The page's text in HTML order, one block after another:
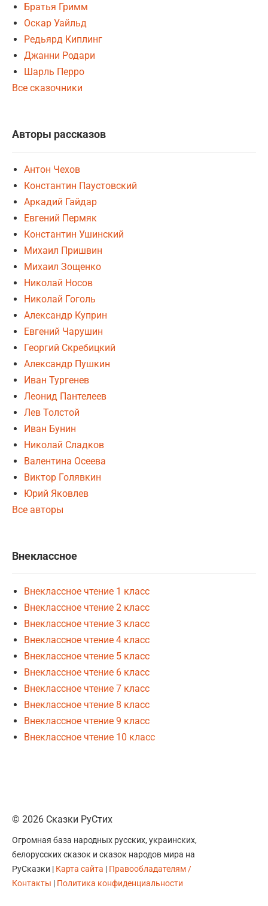
Братья Гримм
Оскар Уайльд
Редьярд Киплинг
Джанни Родари
Шарль Перро
Все сказочники
Авторы рассказов
Антон Чехов
Константин Паустовский
Аркадий Гайдар
Евгений Пермяк
Константин Ушинский
Михаил Пришвин
Михаил Зощенко
Николай Носов
Николай Гоголь
Александр Куприн
Евгений Чарушин
Георгий Скребицкий
Александр Пушкин
Иван Тургенев
Леонид Пантелеев
Лев Толстой
Иван Бунин
Николай Сладков
Валентина Осеева
Виктор Голявкин
Юрий Яковлев
Все авторы
Внеклассное
Внеклассное чтение 1 класс
Внеклассное чтение 2 класс
Внеклассное чтение 3 класс
Внеклассное чтение 4 класс
Внеклассное чтение 5 класс
Внеклассное чтение 6 класс
Внеклассное чтение 7 класс
Внеклассное чтение 8 класс
Внеклассное чтение 9 класс
Внеклассное чтение 10 класс
© 2026 Сказки РуСтих
Огромная база народных русских, украинских,
белорусских сказок и сказок народов мира на
РуСказки | Карта сайта | Правообладателям /
Контакты | Политика конфиденциальности